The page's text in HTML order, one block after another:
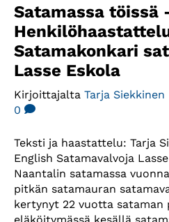
Satamassa töissä
Satamakonkari
Lasse Eskola
Kirjoittajalta Tarja Siekkinen
0
Teksti ja haastattelu: Tarja
English Satamavalvoja
Naantalin satamassa
pitkän satamauran
kertynyt 22 vuotta sataman